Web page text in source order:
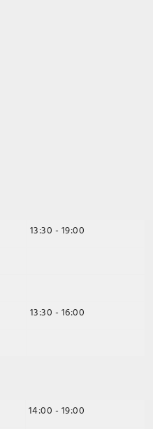
13:30 - 19:00
13:30 - 16:00
14:00 - 19:00